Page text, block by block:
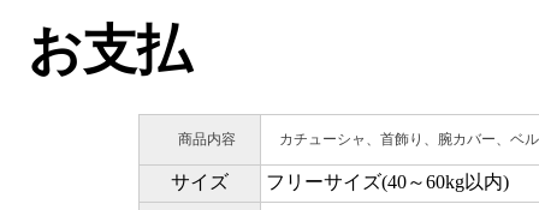
お支払
商品内容 カチューシャ、首飾り、腕カバー、ベ
サイズ フリーサイズ(40～60kg以内)